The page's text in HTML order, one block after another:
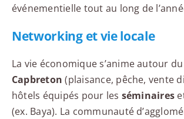
événementielle tout au long de
Networking et vie locale
La vie économique s’anime autour du
Capbreton (plaisance, pêche, vente
hôtels équipés pour les séminaires
(ex. Baya). La communauté